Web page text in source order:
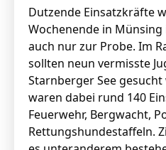
Stellenangebote
Das geheime Geräusch
Fotobox
Amphibienschutz
Team
Service
Handwerker
Dutzende Einsatzkräfte
Wochenende in Münsing
auch nur zur Probe. Im
sollten neun vermisste
Starnberger See
waren dabei rund 140
Feuerwehr, Bergwacht,
Rettungshundestaffeln.